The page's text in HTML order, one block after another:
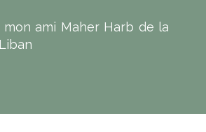
ami Maher Harb de la